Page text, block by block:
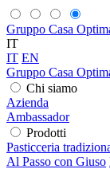
Gruppo Casa
IT
IT EN
Gruppo Casa
Chi siamo
Azienda
Ambassador
Prodotti
Pasticceria
Al Passo con Giuso